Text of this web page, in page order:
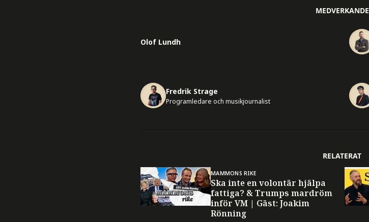
MEDVERKANDE
Olof Lundh
Fredrik Strage
Programledare och musikjournalist
RELATERAT
MAMMONS RIKE
Ska inte en volontär hjälpa
fattiga? & Trumps mardröm
inför VM | Gäst: Joakim
Rönning